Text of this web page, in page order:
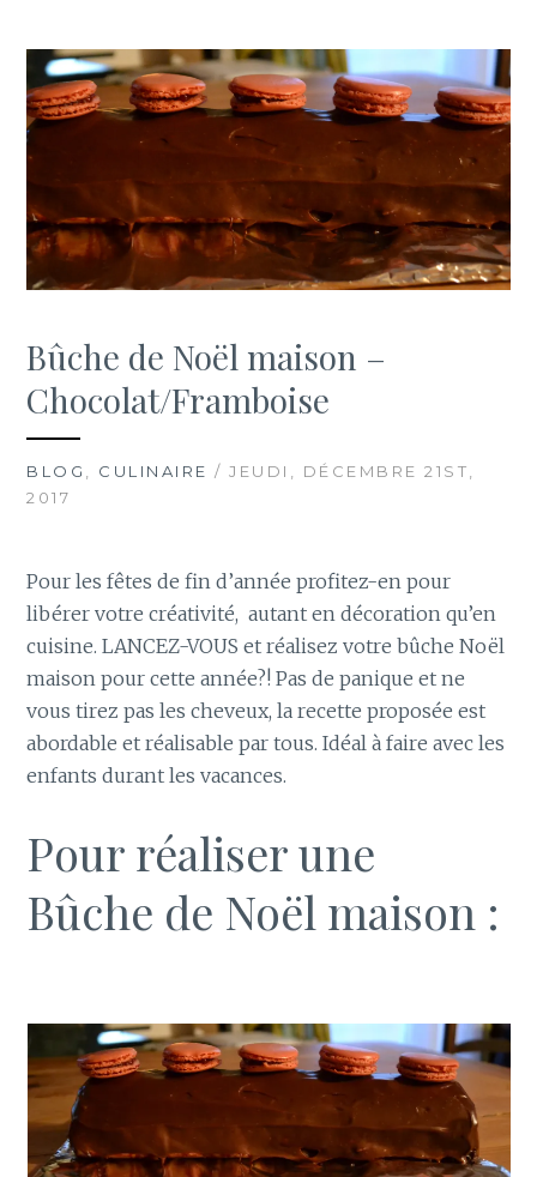
Bûche de Noël maison –
Chocolat/Framboise
BLOG , CULINAIRE / JEUDI, DÉCEMBRE 21ST,
2017
Pour les fêtes de fin d’année profitez-en pour
libérer votre créativité, autant en décoration qu’en
cuisine. LANCEZ-VOUS et réalisez votre bûche Noël
maison pour cette année?! Pas de panique et ne
vous tirez pas les cheveux, la recette proposée est
abordable et réalisable par tous. Idéal à faire avec les
enfants durant les vacances.
Pour réaliser une
Bûche de Noël maison :